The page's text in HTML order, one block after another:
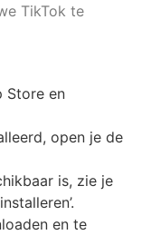
TikTok te
Store en
open je de
is, zie je
en te